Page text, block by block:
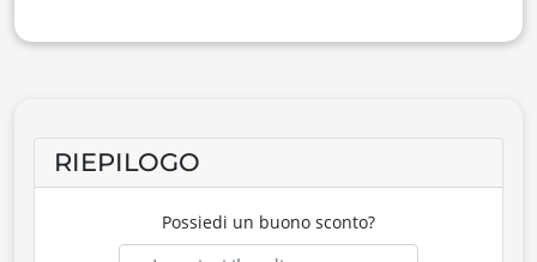
RIEPILOGO
Possiedi un buono sconto?